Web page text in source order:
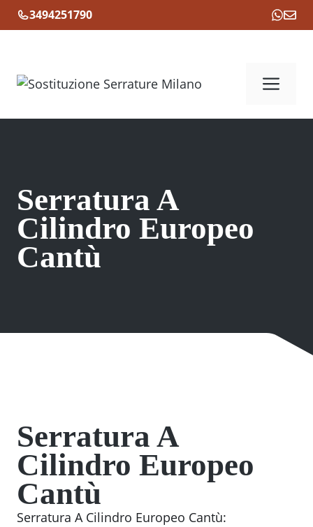
al
3494251790
Serratura A
Cilindro Europeo
Cantù
Serratura A
Cilindro Europeo
Cantù
Serratura A Cilindro Europeo Cantù: